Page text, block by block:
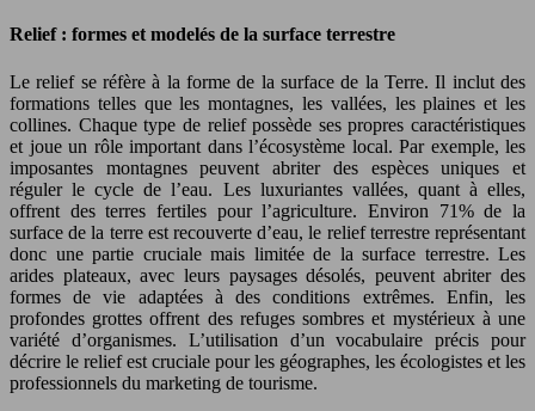
Relief : formes et modelés de la surface terrestre
Le relief se réfère à la forme de la surface de la Terre. Il inclut des
formations telles que les montagnes, les vallées, les plaines et les
collines. Chaque type de relief possède ses propres caractéristiques
et joue un rôle important dans l’écosystème local. Par exemple, les
imposantes montagnes peuvent abriter des espèces uniques et
réguler le cycle de l’eau. Les luxuriantes vallées, quant à elles,
offrent des terres fertiles pour l’agriculture. Environ 71% de la
surface de la terre est recouverte d’eau, le relief terrestre représentant
donc une partie cruciale mais limitée de la surface terrestre. Les
arides plateaux, avec leurs paysages désolés, peuvent abriter des
formes de vie adaptées à des conditions extrêmes. Enfin, les
profondes grottes offrent des refuges sombres et mystérieux à une
variété d’organismes. L’utilisation d’un vocabulaire précis pour
décrire le relief est cruciale pour les géographes, les écologistes et les
professionnels du marketing de tourisme.